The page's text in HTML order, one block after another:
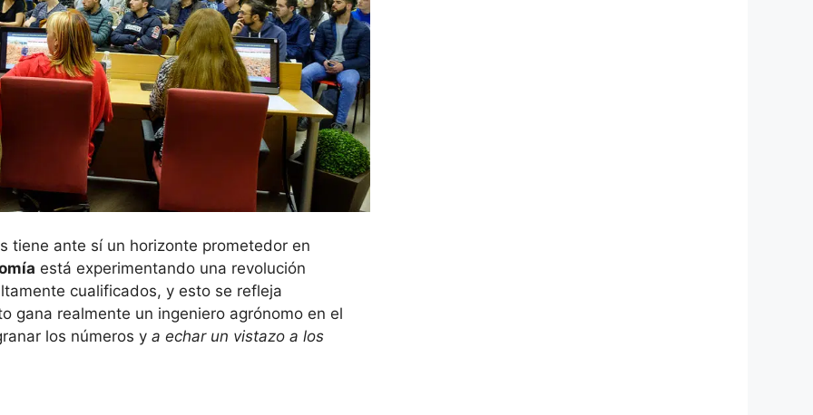
tiene ante sí un horizonte prometedor en
está experimentando una revolución
cualificados, y esto se refleja
gana realmente un ingeniero agrónomo en el
los números y a echar un vistazo a los